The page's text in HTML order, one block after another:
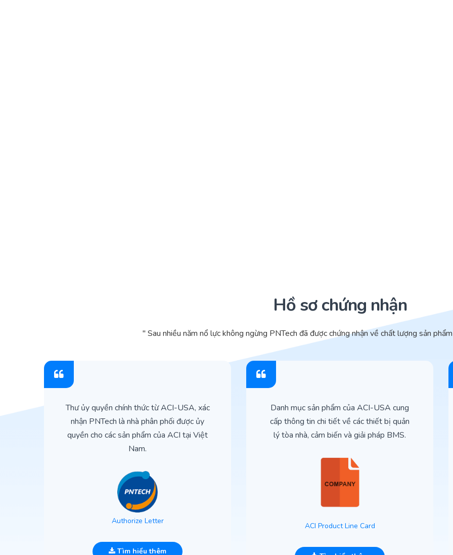
Hồ sơ chứng nhận
" Sau nhiều năm nổ lực không ngừng PNTech đã được chứng nhận về chất lượng sản
Thư ủy quyền chính thức từ ACI-USA, xác
nhận PNTech là nhà phân phối được ủy
quyền cho các sản phẩm của ACI tại Việt
Nam.
Authorize Letter
Tìm hiểu thêm
Danh mục sản phẩm của ACI-USA cung
cấp thông tin chi tiết về các thiết bị quản
lý tòa nhà, cảm biến và giải pháp BMS.
ACI Product Line Card